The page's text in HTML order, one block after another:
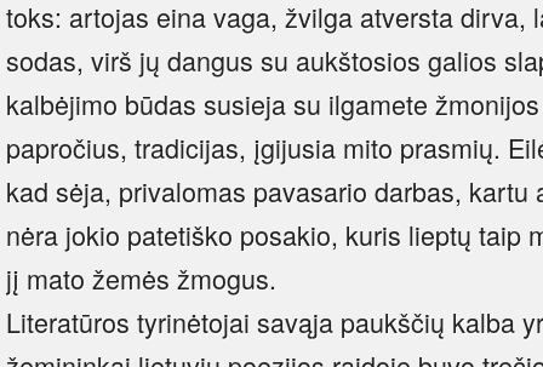
toks: artojas eina vaga, žvilga atversta dirva,
sodas, virš jų dangus su aukštosios galios
kalbėjimo būdas susieja su ilgamete
papročius, tradicijas, įgijusia mito prasmių.
kad sėja, privalomas pavasario darbas, kartu
nėra jokio patetiško posakio, kuris lieptų taip
jį mato žemės žmogus.
Literatūros tyrinėtojai savąja paukščių kalba